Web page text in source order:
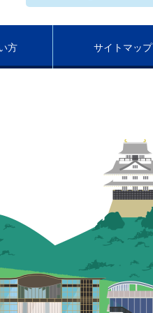
方 サイトマップ